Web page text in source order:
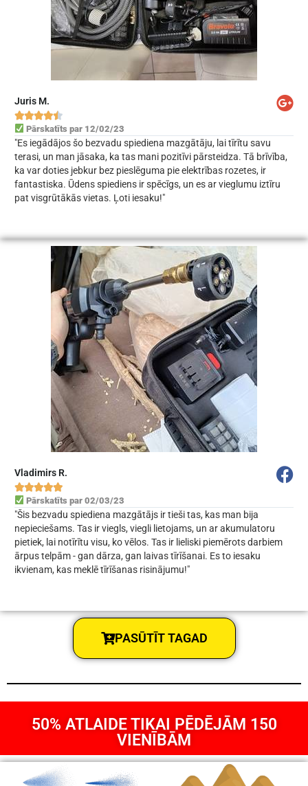
Juris M.

Pārskatīts par 12/02/23
"Es iegādājos šo bezvadu spiediena mazgātāju, lai tīrītu savu
terasi, un man jāsaka, ka tas mani pozitīvi pārsteidza. Tā brīvība,
ka var doties jebkur bez pieslēguma pie elektrības rozetes, ir
fantastiska. Ūdens spiediens ir spēcīgs, un es ar vieglumu iztīru
pat visgrūtākās vietas. Ļoti iesaku!"
Vladimirs R.

Pārskatīts par 02/03/23
"Šis bezvadu spiediena mazgātājs ir tieši tas, kas man bija
nepieciešams. Tas ir viegls, viegli lietojams, un ar akumulatoru
pietiek, lai notīrītu visu, ko vēlos. Tas ir lieliski piemērots darbiem
ārpus telpām - gan dārza, gan laivas tīrīšanai. Es to iesaku
ikvienam, kas meklē tīrīšanas risinājumu!"
PASŪTĪT TAGAD
50% ATLAIDE TIKAI PĒDĒJĀM 150
VIENĪBĀM